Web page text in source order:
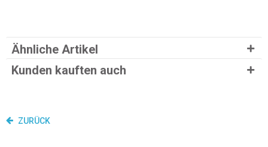
Ähnliche Artikel
Kunden kauften auch
ZURÜCK